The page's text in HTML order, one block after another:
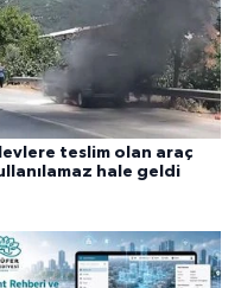
teslim olan araç
hale geldi